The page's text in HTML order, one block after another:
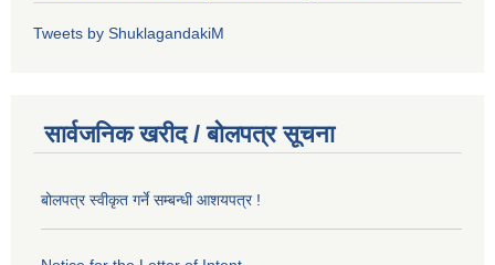
Tweets by ShuklagandakiM
सार्वजनिक खरीद / बोलपत्र सूचना
बोलपत्र स्वीकृत गर्ने सम्बन्धी आशयपत्र !